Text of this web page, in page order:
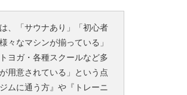
、「サウナあり」「初心者
々なマシンが揃っている」
ヨガ・各種スクールなど多
用意されている」という点
ムに通う方』や『トレーニ